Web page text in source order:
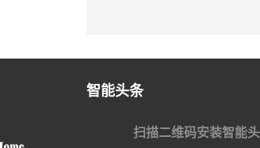
智能头条
扫描二维码安装智能